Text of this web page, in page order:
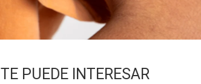
TE PUEDE INTERESAR